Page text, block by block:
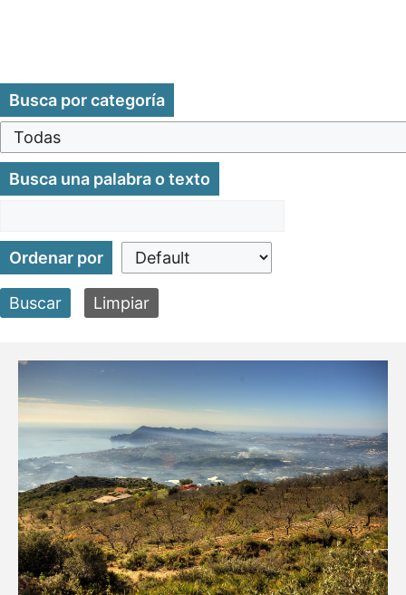
Busca por categoría
Busca una palabra o texto
Ordenar por
Buscar Limpiar